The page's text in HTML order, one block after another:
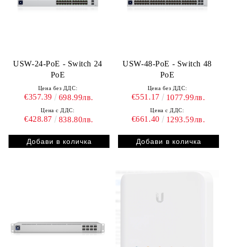
USW-24-PoE - Switch 24
PoE
Цена без ДДС:
€357.39 698.99лв.
Цена с ДДС:
€428.87 838.80лв.
USW-48-PoE - Switch 48
PoE
Цена без ДДС:
€551.17 1077.99лв.
Цена с ДДС:
€661.40 1293.59лв.